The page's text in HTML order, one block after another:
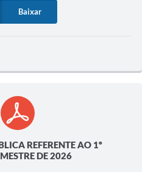
Baixar
REFERENTE AO 1º
DE 2026